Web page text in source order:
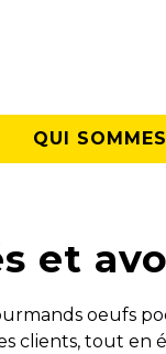
QUI
et
oeufs
clients, tout en